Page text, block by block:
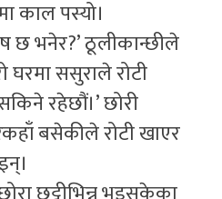
काल पस्यो।
छ भनेर?’ ठूलीकान्छीले
घरमा ससुराले रोटी
रहेछौं।’ छोरी
बसेकीले रोटी खाएर